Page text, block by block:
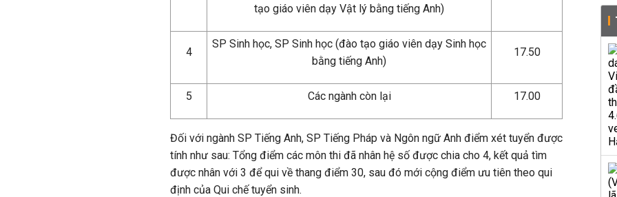
tạo giáo viên dạy Vật lý bằng tiếng Anh)
4
SP Sinh học, SP Sinh học (đào tạo giáo viên dạy Sinh học
bằng tiếng Anh)
17.50
5 Các ngành còn lại 17.00
Đối với ngành SP Tiếng Anh, SP Tiếng Pháp và Ngôn ngữ Anh điểm xét tuyển được
tính như sau: Tổng điểm các môn thi đã nhân hệ số được chia cho 4, kết quả tìm
được nhân với 3 để qui về thang điểm 30, sau đó mới cộng điểm ưu tiên theo qui
định của Qui chế tuyển sinh.